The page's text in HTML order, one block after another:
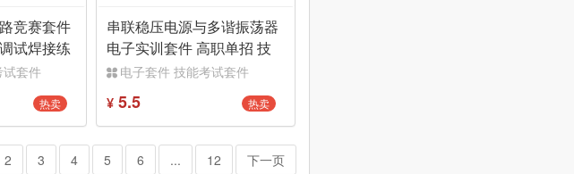
竞赛套件
试焊接练
套件
热卖
串联稳压电源与多谐振荡器
电子实训套件 高职单招 技
能考核散件
电子套件 技能考试套件
¥ 5.5 热卖
2 3 4 5 6 ... 12 下一页